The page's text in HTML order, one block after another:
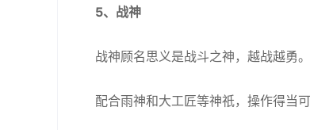
5、战神
战神顾名思义是战斗之神，越战越勇
配合雨神和大工匠等神祇，操作得当